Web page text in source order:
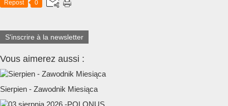
Repost 0
S'inscrire à la newsletter
Vous aimerez aussi :
Sierpien - Zawodnik Miesiąca